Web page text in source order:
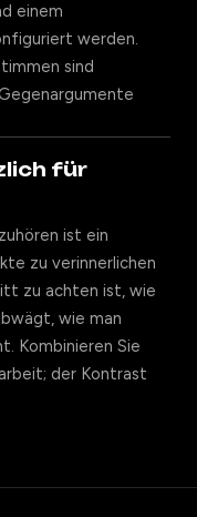
einem
werden.
sind
für
ist ein
zu verinnerlichen
zu achten ist, wie
wie man
Kombinieren Sie
der Kontrast